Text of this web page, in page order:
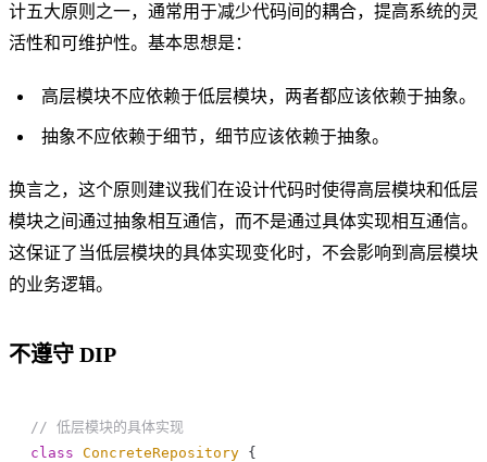
计五大原则之一，通常用于减少代码间的耦合，提高系统的灵
活性和可维护性。基本思想是：
高层模块不应依赖于低层模块，两者都应该依赖于抽象。
抽象不应依赖于细节，细节应该依赖于抽象。
换言之，这个原则建议我们在设计代码时使得高层模块和低层
模块之间通过抽象相互通信，而不是通过具体实现相互通信。
这保证了当低层模块的具体实现变化时，不会影响到高层模块
的业务逻辑。
不遵守 DIP
// 低层模块的具体实现
class ConcreteRepository {